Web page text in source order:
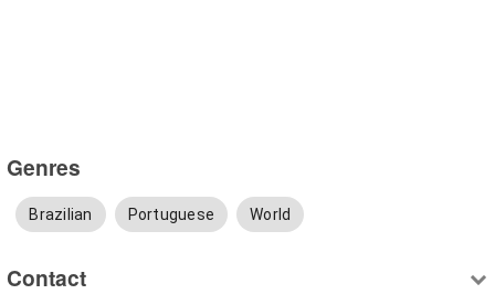
Genres
Brazilian Portuguese World
Contact